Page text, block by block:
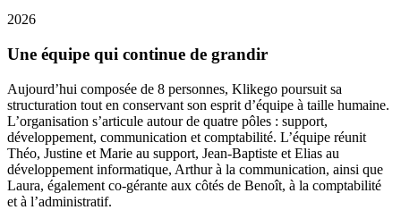
2026
Une équipe qui continue de grandir
Aujourd’hui composée de 8 personnes, Klikego poursuit sa
structuration tout en conservant son esprit d’équipe à taille humaine.
L’organisation s’articule autour de quatre pôles : support,
développement, communication et comptabilité. L’équipe réunit
Théo, Justine et Marie au support, Jean-Baptiste et Elias au
développement informatique, Arthur à la communication, ainsi que
Laura, également co-gérante aux côtés de Benoît, à la comptabilité
et à l’administratif.